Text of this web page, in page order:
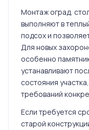
Монтаж оград,
выполняют в
подсох и
Для новых
особенно
устанавливают
состояния
требований
Если требуется
старой